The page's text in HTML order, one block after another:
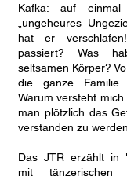
Kafka: auf
„ungeheures
hat er
passiert? Was
seltsamen Körper?
die ganze Familie
Warum versteht
man plötzlich das
verstanden zu
Das JTR erzählt in
mit tänzerischen